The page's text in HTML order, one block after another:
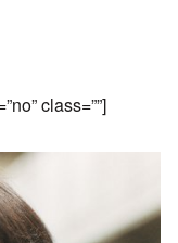
class=””]